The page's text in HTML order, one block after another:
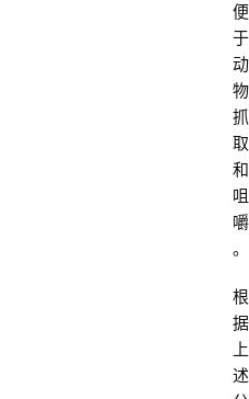
便
于
动
物
抓
取
和
咀
嚼
。
根
据
上
述